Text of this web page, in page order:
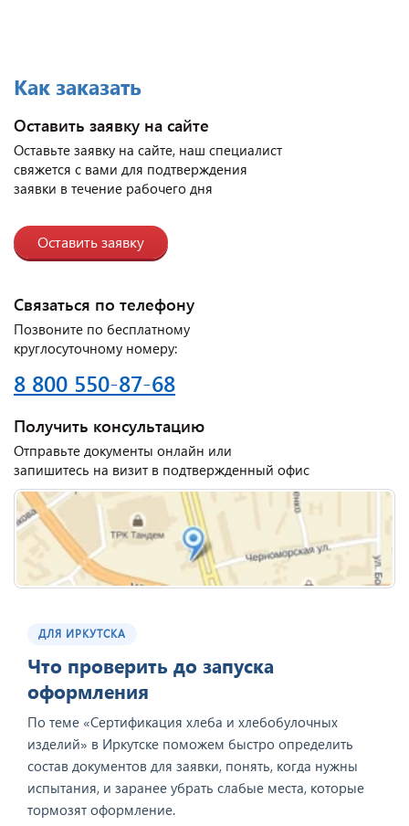
Как заказать
Оставить заявку на сайте
Оставьте заявку на сайте, наш специалист
свяжется с вами для подтверждения
заявки в течение рабочего дня
Оставить заявку
Связаться по телефону
Позвоните по бесплатному
круглосуточному номеру:
8 800 550-87-68
Получить консультацию
Отправьте документы онлайн или
запишитесь на визит в подтвержденный офис
ДЛЯ ИРКУТСКА
Что проверить до запуска
оформления
По теме «Сертификация хлеба и хлебобулочных
изделий» в Иркутске поможем быстро определить
состав документов для заявки, понять, когда нужны
испытания, и заранее убрать слабые места, которые
тормозят оформление.